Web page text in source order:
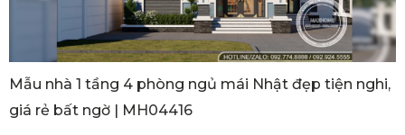
Mẫu nhà 1 tầng 4 phòng ngủ mái Nhật đẹp tiện nghi,
giá rẻ bất ngờ | MH04416